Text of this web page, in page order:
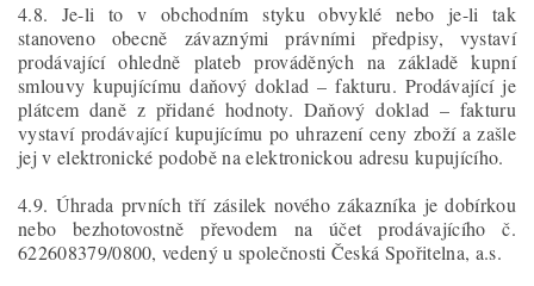
4.8. Je-li to v obchodním styku obvyklé nebo je-li tak
stanoveno obecně závaznými právními předpisy, vystaví
prodávající ohledně plateb prováděných na základě kupní
smlouvy kupujícímu daňový doklad – fakturu. Prodávající je
plátcem daně z přidané hodnoty. Daňový doklad – fakturu
vystaví prodávající kupujícímu po uhrazení ceny zboží a zašle
jej v elektronické podobě na elektronickou adresu kupujícího.
4.9. Úhrada prvních tří zásilek nového zákazníka je dobírkou
nebo bezhotovostně převodem na účet prodávajícího č.
622608379/0800, vedený u společnosti Česká Spořitelna, a.s.